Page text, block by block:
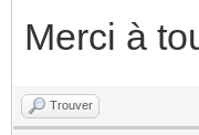
Merci à
Trouver